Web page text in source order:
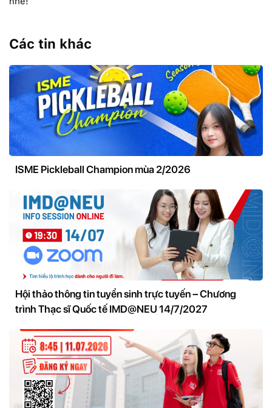
Các tin khác
ISME Pickleball Champion mùa 2/2026
Hội thảo thông tin tuyển sinh trực tuyến – Chương
trình Thạc sĩ Quốc tế IMD@NEU 14/7/2027